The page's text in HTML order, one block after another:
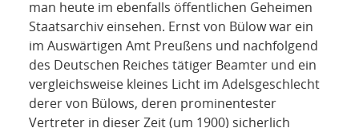
man heute im ebenfalls öffentlichen Geheimen
Staatsarchiv einsehen. Ernst von Bülow war ein
im Auswärtigen Amt Preußens und nachfolgend
des Deutschen Reiches tätiger Beamter und ein
vergleichsweise kleines Licht im Adelsgeschlecht
derer von Bülows, deren prominentester
Vertreter in dieser Zeit (um 1900) sicherlich